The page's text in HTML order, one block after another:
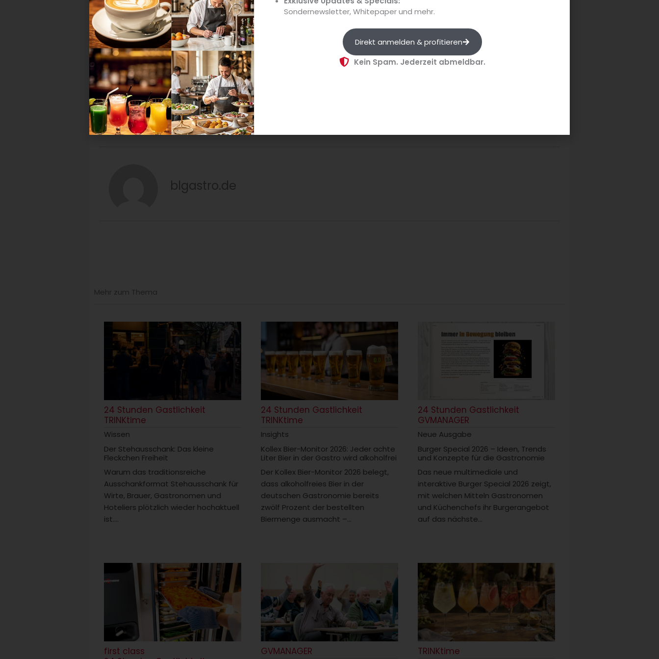
Biersommeliers gesucht. Vorab finden weltweit in vielen Ländern nationale
Meisterschaften statt. Zum
Finale der Weltmeisterschaft am 13./14. September 2025 in
der Messe Münchenreisen Teams aus der ganzen Welt an. Mehr dazu lesen Sie
an dieser
blgastro.de
Mehr zum Thema
24 Stunden Gastlichkeit
TRINKtime
Wissen
Der Stehausschank: Das kleine
Fleckchen Freiheit
Warum das traditionsreiche
Ausschankformat Stehausschank für
Wirte, Brauer, Gastronomen und
Hoteliers plötzlich wieder hochaktuell
ist....
24 Stunden Gastlichkeit
TRINKtime
Insights
Kollex Bier-Monitor 2026: Jeder achte
Liter Bier in der Gastro wird alkoholfrei
Der Kollex Bier-Monitor 2026 belegt,
dass alkoholfreies Bier in der
deutschen Gastronomie bereits
zwölf Prozent der bestellten
Biermenge ausmacht –...
24 Stunden Gastlichkeit
GVMANAGER
Neue Ausgabe
Burger Special 2026 – Ideen, Trends
und Konzepte für die Gastronomie
Das neue multimediale und
interaktive Burger Special 2026 zeigt,
mit welchen Mitteln Gastronomen
und Küchenchefs ihr Burgerangebot
auf das nächste...
first class
GVMANAGER TRINKtime
Sondernewsletter, Whitepaper und mehr.
Direkt anmelden & profitieren
Kein Spam. Jederzeit abmeldbar.